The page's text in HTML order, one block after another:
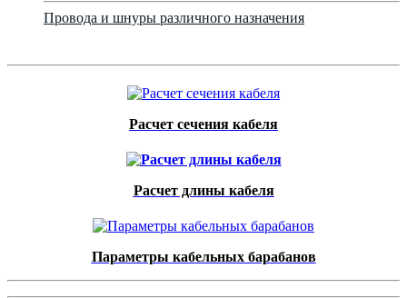
Провода и шнуры различного назначения
Расчет сечения кабеля
Расчет длины кабеля
Параметры кабельных барабанов